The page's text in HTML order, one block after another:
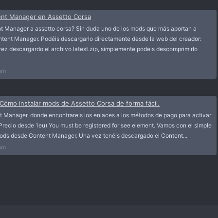
Manager en Assetto Corsa
Manager a assetto corsa? Sin duda uno de los mods que más aportan a
Manager. Podéis descargarlo directamente desde la web del creador:
descargardo el archivo latest.zip, simplemente podeis descomprimirlo
instalar mods de Assetto Corsa de forma fácil.
Manager, donde encontrareis los enlaces a los métodos de pago para activar
desde 1eu) You must be registered for see element. Vamos con el simple
desde Content Manager. Una vez tenéis descargado el Content...